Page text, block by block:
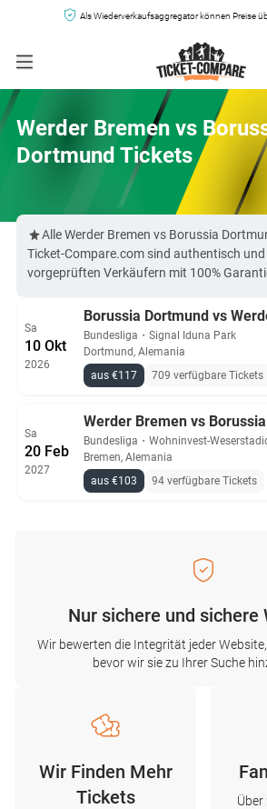
Als Wiederverkaufsaggregator können Preise
Werder Bremen vs
Dortmund Tickets
Alle Werder Bremen vs Borussia
Ticket-Compare.com sind authentisch
vorgeprüften Verkäufern mit 100%
Sa
10 Okt
2026
Borussia Dortmund vs
Bundesliga ・ Signal Iduna Park
Dortmund, Alemania
aus €117
709 verfügbare Tickets
Sa
20 Feb
2027
Werder Bremen vs
Bundesliga ・ Wohninvest-
Bremen, Alemania
aus €103
94 verfügbare Tickets
Nur sichere und sichere
Wir bewerten die Integrität jeder
bevor wir sie zu Ihrer Suche
Wir Finden Mehr
Tickets
Über